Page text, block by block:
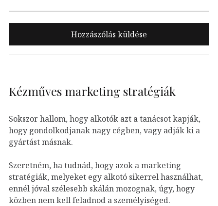
Kézműves marketing stratégiák
Sokszor hallom, hogy alkotók azt a tanácsot kapják,
hogy gondolkodjanak nagy cégben, vagy adják ki a
gyártást másnak.
Szeretném, ha tudnád, hogy azok a marketing
stratégiák, melyeket egy alkotó sikerrel használhat,
ennél jóval szélesebb skálán mozognak, úgy, hogy
közben nem kell feladnod a személyiséged.